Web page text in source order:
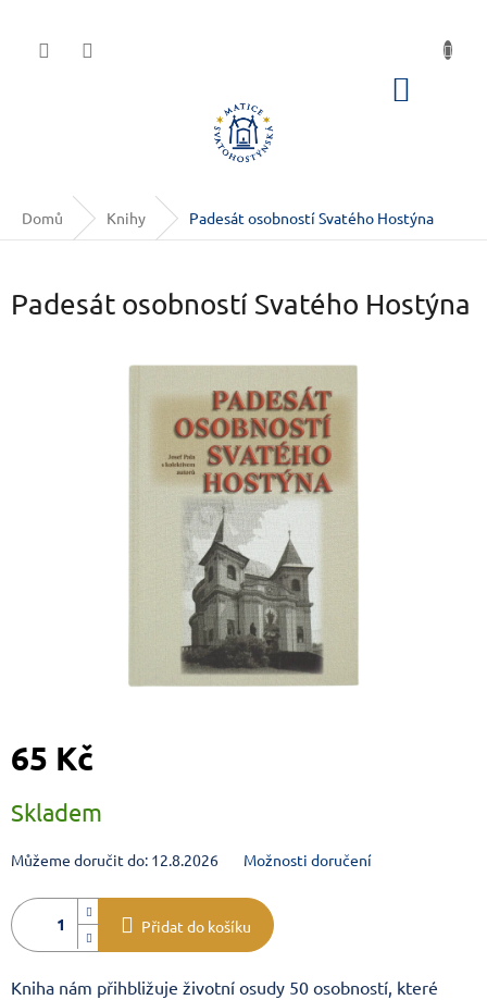
Domů Knihy Padesát osobností Svatého Hostýna
Padesát osobností Svatého Hostýna
65 Kč
Skladem
Můžeme doručit do: 12.8.2026 Možnosti doručení
Přidat do košíku
Kniha nám přihbližuje životní osudy 50 osobností, které